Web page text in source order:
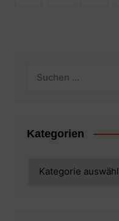
Kategorien